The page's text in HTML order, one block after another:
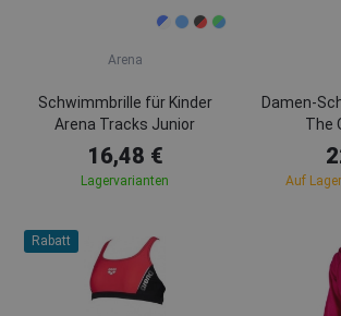
Arena
Schwimmbrille für Kinder
Arena Tracks Junior
16,48 €
Lagervarianten
Damen-
The
Auf
Rabatt